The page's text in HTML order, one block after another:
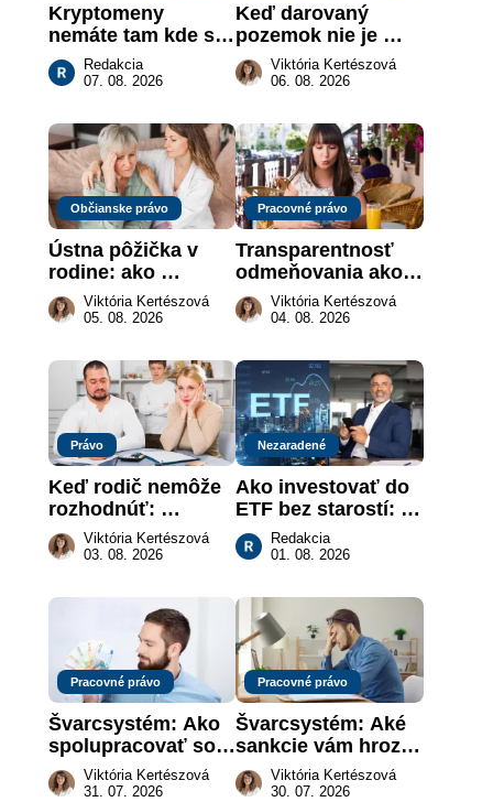
Kryptomeny
nemáte tam kde si
myslíte: Viete, kde
sa naozaj
Redakcia
07. 08. 2026
Keď darovaný
pozemok nie je
„hotová vec“: kedy
môže darca žiadať
Viktória Kertészová
06. 08. 2026
Občianske právo
Ústna pôžička v
rodine: ako
vymôcť peniaze,
keď na papieri nie
Viktória Kertészová
05. 08. 2026
Pracovné právo
Transparentnosť
odmeňovania ako
právna povinnosť:
revolúcia na
práce
Viktória Kertészová
04. 08. 2026
Právo
Keď rodič nemôže
rozhodnúť:
nahradenie prejavu
vôle súdom v
Viktória Kertészová
03. 08. 2026
Nezaradené
Ako investovať do
ETF bez starostí:
Investičné plány,
ktoré urobia prácu
Redakcia
01. 08. 2026
Pracovné právo
Švarcsystém: Ako
spolupracovať so
živnostníkom
legálne a bez
Viktória Kertészová
31. 07. 2026
Pracovné právo
Švarcsystém: Aké
sankcie vám hrozia
a prečo nestačí
zaplatiť pokutu?
Viktória Kertészová
30. 07. 2026